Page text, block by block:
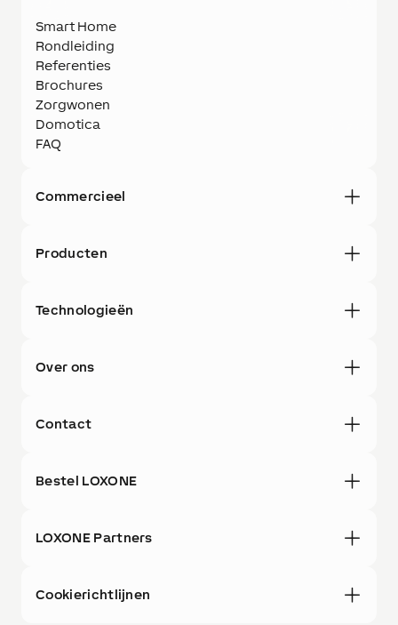
Smart Home
Rondleiding
Referenties
Brochures
Zorgwonen
Domotica
FAQ
Commercieel
Producten
Technologieën
Over ons
Contact
Bestel LOXONE
LOXONE Partners
Cookierichtlijnen